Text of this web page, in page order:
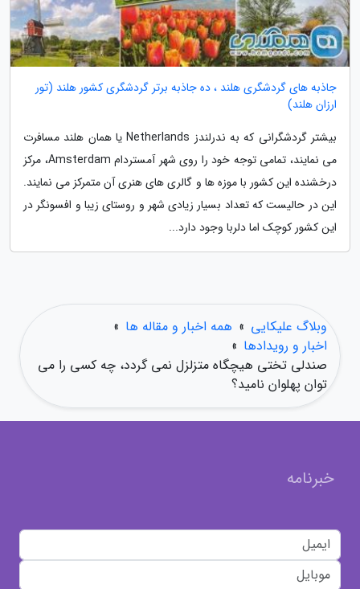
جاذبه های گردشگری هلند ، ده جاذبه برتر گردشگری کشور هلند (تور
ارزان هلند)
بیشتر گردشگرانی که به ندرلندز Netherlands یا همان هلند مسافرت
می نمایند، تمامی توجه خود را روی شهر آمستردام Amsterdam، مرکز
درخشنده این کشور با موزه ها و گالری های هنری آن متمرکز می نمایند.
این در حالیست که تعداد بسیار زیادی شهر و روستای زیبا و افسونگر در
این کشور کوچک اما دلربا وجود دارد...
وبلاگ علیکایی » همه اخبار و مقاله ها »
اخبار و رویدادها »
صندلی تختی هیچگاه متزلزل نمی گردد، چه کسی را می
توان پهلوان نامید؟
خبرنامه